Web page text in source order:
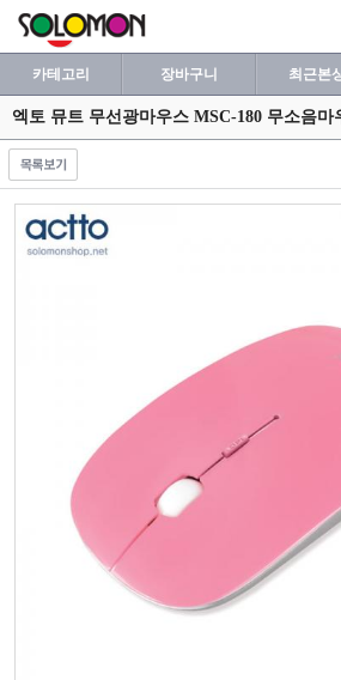
카테고리 장바구니 최근본
엑토 뮤트 무선광마우스 MSC-180 무소음마